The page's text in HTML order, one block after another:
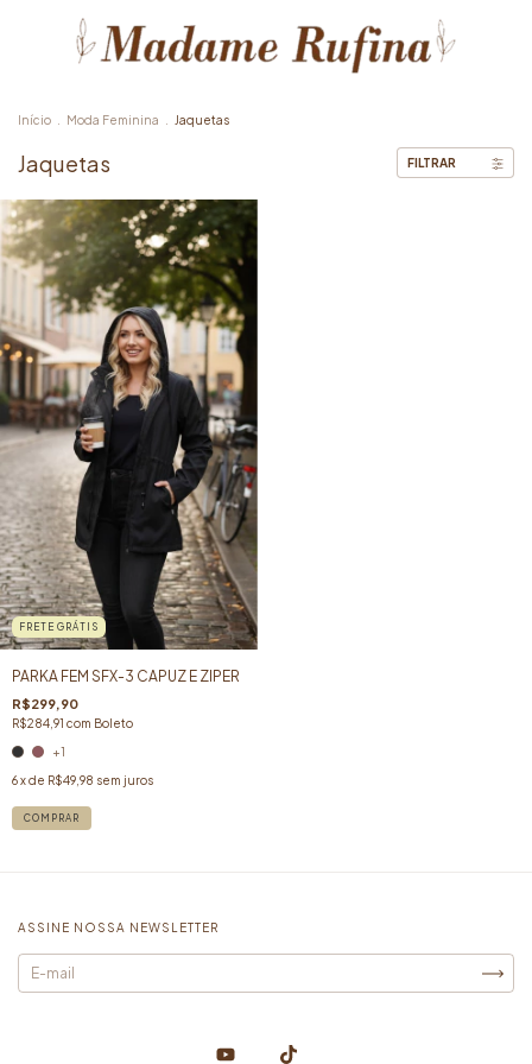
Início Moda Feminina Jaquetas
Jaquetas FILTRAR
FRETE GRÁTIS
PARKA FEM SFX-3 CAPUZ E ZIPER
R$299,90
R$284,91 com Boleto
+1
6x de R$49,98 sem juros
COMPRAR
ASSINE NOSSA NEWSLETTER